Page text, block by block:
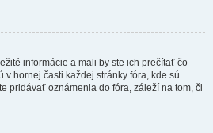
informácie a mali by ste ich prečítať čo
v hornej časti každej stránky fóra, kde sú
pridávať oznámenia do fóra, záleží na tom, či